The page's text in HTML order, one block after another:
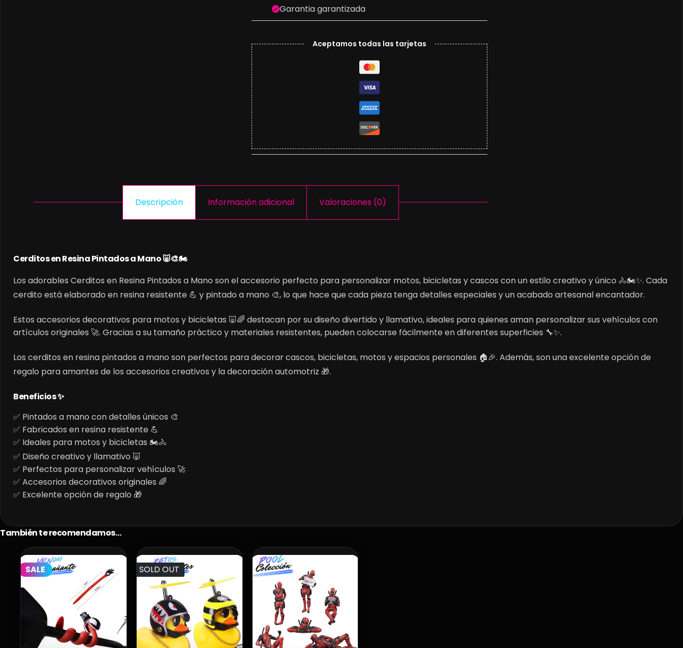
Garantia garantizada
Aceptamos todas las tarjetas
Descripción Información adicional Valoraciones (0)
Cerditos en Resina Pintados a Mano 🐷🎨🏍️
Los adorables Cerditos en Resina Pintados a Mano son el accesorio perfecto para personalizar motos, bicicletas y cascos con un estilo creativo y único 🚴🏍️✨. Cada
cerdito está elaborado en resina resistente 💪 y pintado a mano 🎨, lo que hace que cada pieza tenga detalles especiales y un acabado artesanal encantador.
Estos accesorios decorativos para motos y bicicletas 🐷🌈 destacan por su diseño divertido y llamativo, ideales para quienes aman personalizar sus vehículos con
artículos originales 🚀. Gracias a su tamaño práctico y materiales resistentes, pueden colocarse fácilmente en diferentes superficies 🔧✨.
Los cerditos en resina pintados a mano son perfectos para decorar cascos, bicicletas, motos y espacios personales 🏠🎉. Además, son una excelente opción de
regalo para amantes de los accesorios creativos y la decoración automotriz 🎁.
Beneficios ✨
✅ Pintados a mano con detalles únicos 🎨
✅ Fabricados en resina resistente 💪
✅ Ideales para motos y bicicletas 🏍️🚴
✅ Diseño creativo y llamativo 🐷
✅ Perfectos para personalizar vehículos 🚀
✅ Accesorios decorativos originales 🌈
✅ Excelente opción de regalo 🎁
También te recomendamos…
SALE SOLD OUT